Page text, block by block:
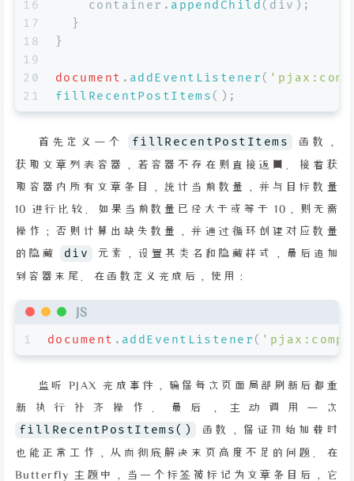
16
17
18
19
20
21
    container.
appendChild (div);
  }
}
document . addEventListener (
fillRecentPostItems ();
首先定义一个 fillRecentPostItems
函数，
获取文章列表容器，若容器不存在则直接返回。接着获
取容器内所有文章条目，统计当前数量，并与目标数量
10 进行比较。如果当前数量已经大于或等于 10，则无需
操作；否则计算出缺失数量，并通过循环创建对应数量
的隐藏
div
元素，设置其类名和隐藏样式，最后追加
到容器末尾。在函数定义完成后，使用：
JS
1 document . addEventListener (
监听 PJAX 完成事件，确保每次页面局部刷新后都重
新执行补齐操作。最后，主动调用一次
fillRecentPostItems()
函数，保证初始加载时
也能正常工作，从而彻底解决末页高度不足的问题。在
Butterfly 主题中，当一个标签被标记为文章条目后，它